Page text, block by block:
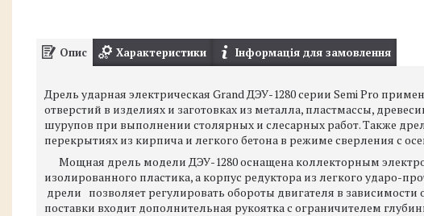
Опис Характеристики Інформація для замовлення
Дрель ударная электрическая Grand ДЭУ-1280 серии Semi Pro
отверстий в изделиях и заготовках из металла, пластмассы,
шурупов при выполнении столярных и слесарных работ. Также
перекрытиях из кирпича и легкого бетона в режиме сверления с
Мощная дрель модели ДЭУ-1280 оснащена коллекторным
изолированного пластика, а корпус редуктора из легкого ударо-
дрели позволяет регулировать обороты двигателя в зависимости
поставки входит дополнительная рукоятка с ограничителем